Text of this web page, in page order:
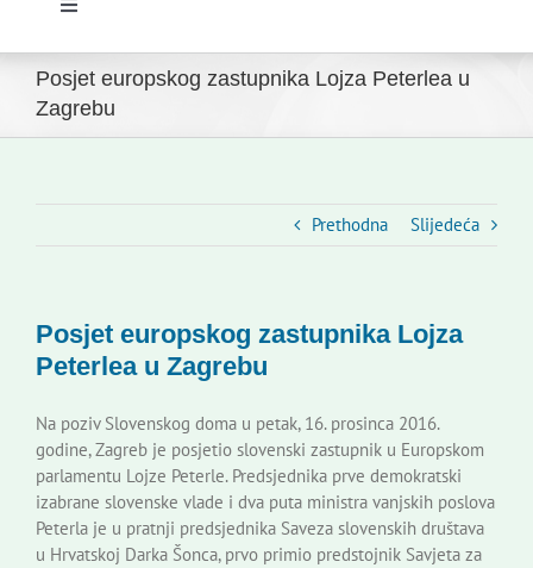
Toggle
Početna
Novosti
Kontakti
Novi odmev – naše glasilo
Izdavaštvo
Posjet europskog zastupnika Lojza Peterlea u
Zagrebu
Prethodna Slijedeća
Posjet europskog zastupnika Lojza
Peterlea u Zagrebu
Na poziv Slovenskog doma u petak, 16. prosinca 2016.
godine, Zagreb je posjetio slovenski zastupnik u Europskom
parlamentu Lojze Peterle. Predsjednika prve demokratski
izabrane slovenske vlade i dva puta ministra vanjskih poslova
Peterla je u pratnji predsjednika Saveza slovenskih društava
u Hrvatskoj Darka Šonca, prvo primio predstojnik Savjeta za